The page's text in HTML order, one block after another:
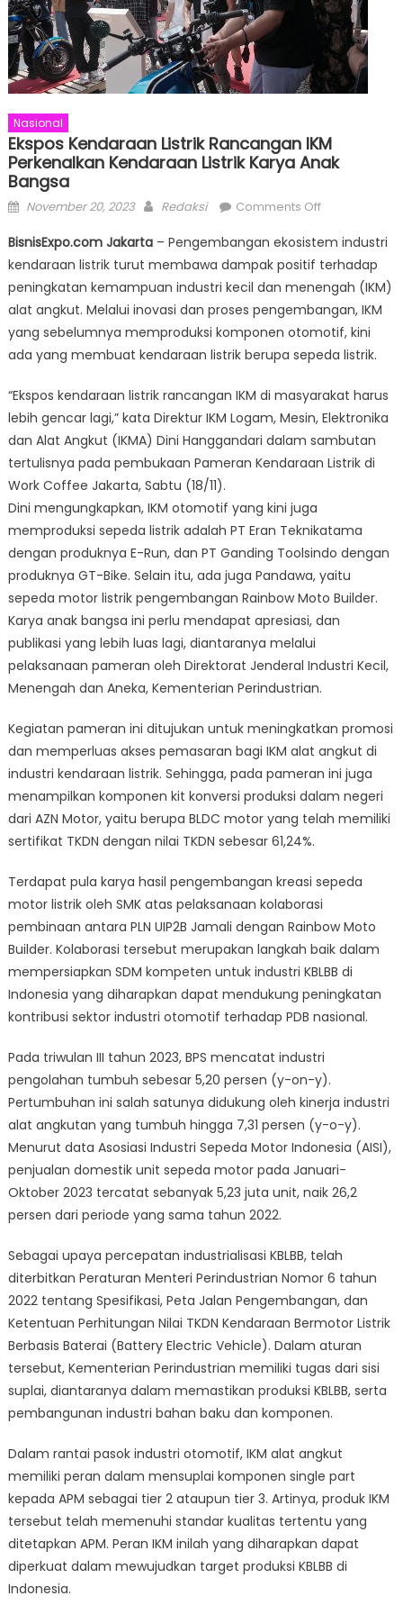
Nasional
Ekspos Kendaraan Listrik Rancangan IKM
Perkenalkan Kendaraan Listrik Karya Anak
Bangsa
Posted
November 20, 2023 Author
Redaksi Comments Offon
kendaraan
listrik
rancangan
IKM
Perkenalkan
Kendaraan
Karya
Anak
Bangsa
BisnisExpo.com Jakarta– Pengembangan ekosistem industri
kendaraan listrik turut membawa dampak positif terhadap
peningkatan kemampuan industri kecil dan menengah (IKM)
alat angkut. Melalui inovasi dan proses pengembangan, IKM
yang sebelumnya memproduksi komponen otomotif, kini
ada yang membuat kendaraan listrik berupa sepeda listrik.
“Ekspos kendaraan listrik rancangan IKM di masyarakat harus
lebih gencar lagi,” kata Direktur IKM Logam, Mesin, Elektronika
dan Alat Angkut (IKMA) Dini Hanggandari dalam sambutan
tertulisnya pada pembukaan Pameran Kendaraan Listrik di
Work Coffee Jakarta, Sabtu (18/11).
Dini mengungkapkan, IKM otomotif yang kini juga
memproduksi sepeda listrik adalah PT Eran Teknikatama
dengan produknya E-Run, dan PT Ganding Toolsindo dengan
produknya GT-Bike. Selain itu, ada juga Pandawa, yaitu
sepeda motor listrik pengembangan Rainbow Moto Builder.
Karya anak bangsa ini perlu mendapat apresiasi, dan
publikasi yang lebih luas lagi, diantaranya melalui
pelaksanaan pameran oleh Direktorat Jenderal Industri Kecil,
Menengah dan Aneka, Kementerian Perindustrian.
Kegiatan pameran ini ditujukan untuk meningkatkan promosi
dan memperluas akses pemasaran bagi IKM alat angkut di
industri kendaraan listrik. Sehingga, pada pameran ini juga
menampilkan komponen kit konversi produksi dalam negeri
dari AZN Motor, yaitu berupa BLDC motor yang telah memiliki
sertifikat TKDN dengan nilai TKDN sebesar 61,24%.
Terdapat pula karya hasil pengembangan kreasi sepeda
motor listrik oleh SMK atas pelaksanaan kolaborasi
pembinaan antara PLN UIP2B Jamali dengan Rainbow Moto
Builder. Kolaborasi tersebut merupakan langkah baik dalam
mempersiapkan SDM kompeten untuk industri KBLBB di
Indonesia yang diharapkan dapat mendukung peningkatan
kontribusi sektor industri otomotif terhadap PDB nasional.
Pada triwulan III tahun 2023, BPS mencatat industri
pengolahan tumbuh sebesar 5,20 persen (y-on-y).
Pertumbuhan ini salah satunya didukung oleh kinerja industri
alat angkutan yang tumbuh hingga 7,31 persen (y-o-y).
Menurut data Asosiasi Industri Sepeda Motor Indonesia (AISI),
penjualan domestik unit sepeda motor pada Januari-
Oktober 2023 tercatat sebanyak 5,23 juta unit, naik 26,2
persen dari periode yang sama tahun 2022.
Sebagai upaya percepatan industrialisasi KBLBB, telah
diterbitkan Peraturan Menteri Perindustrian Nomor 6 tahun
2022 tentang Spesifikasi, Peta Jalan Pengembangan, dan
Ketentuan Perhitungan Nilai TKDN Kendaraan Bermotor Listrik
Berbasis Baterai (Battery Electric Vehicle). Dalam aturan
tersebut, Kementerian Perindustrian memiliki tugas dari sisi
suplai, diantaranya dalam memastikan produksi KBLBB, serta
pembangunan industri bahan baku dan komponen.
Dalam rantai pasok industri otomotif, IKM alat angkut
memiliki peran dalam mensuplai komponen single part
kepada APM sebagai tier 2 ataupun tier 3. Artinya, produk IKM
tersebut telah memenuhi standar kualitas tertentu yang
ditetapkan APM. Peran IKM inilah yang diharapkan dapat
diperkuat dalam mewujudkan target produksi KBLBB di
Indonesia.